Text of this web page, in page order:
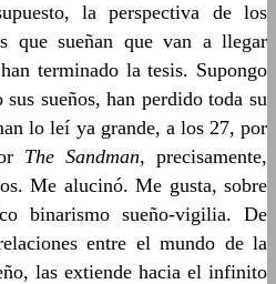
la perspectiva de los
que sueñan que van a llegar
terminado la tesis. Supongo
sueños, han perdido toda su
lo leí ya grande, a los 27, por
The Sandman, precisamente,
Me alucinó. Me gusta, sobre
binarismo sueño-vigilia. De
entre el mundo de la
las extiende hacia el infinito